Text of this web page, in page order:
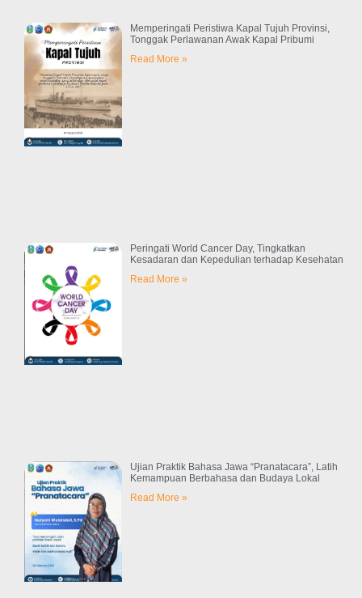
Memperingati Peristiwa Kapal Tujuh Provinsi,
Tonggak Perlawanan Awak Kapal Pribumi
Read More »
Peringati World Cancer Day, Tingkatkan
Kesadaran dan Kepedulian terhadap Kesehatan
Read More »
Ujian Praktik Bahasa Jawa “Pranatacara”, Latih
Kemampuan Berbahasa dan Budaya Lokal
Read More »